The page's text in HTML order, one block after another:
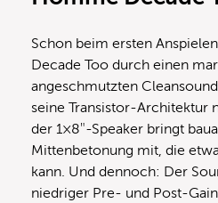
Schon beim ersten
Decade Too durch einen
angeschmutzten
seine Transistor-Architektur
der 1×8″-Speaker bringt
Mittenbetonung mit, die
kann. Und dennoch: Der
niedriger Pre- und Post-